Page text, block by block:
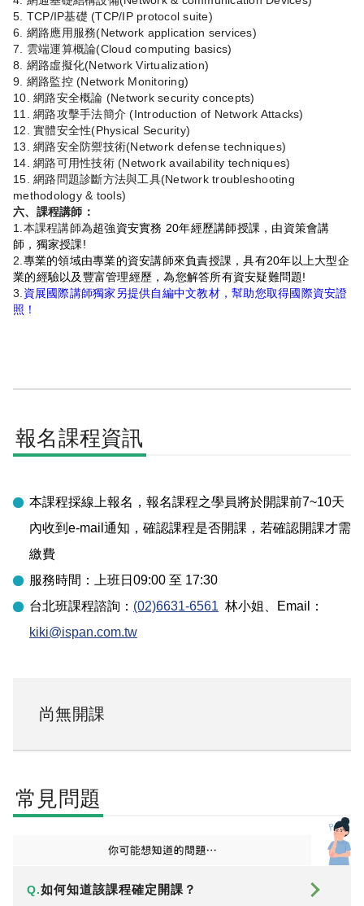
5. TCP/IP基礎 (TCP/IP protocol suite)
6. 網路應用服務(Network application services)
7. 雲端運算概論(Cloud computing basics)
8. 網路虛擬化(Network Virtualization)
9. 網路監控 (Network Monitoring)
10. 網路安全概論 (Network security concepts)
11. 網路攻擊手法簡介 (Introduction of Network Attacks)
12. 實體安全性(Physical Security)
13. 網路安全防禦技術(Network defense techniques)
14. 網路可用性技術 (Network availability techniques)
15. 網路問題診斷方法與工具(Network troubleshooting
methodology & tools)
六、課程講師：
1.本課程講師為超強資安實務 20年經歷講師授課，由資策會講
師，獨家授課!
2.專業的領域由專業的資安講師來負責授課，具有20年以上大型企
業的經驗以及豐富管理經歷，為您解答所有資安疑難問題!
3.資展國際講師獨家另提供自編中文教材，幫助您取得國際資安證
照！
報名課程資訊
本課程採線上報名，報名課程之學員將於開課前7~10天
內收到e-mail通知，確認課程是否開課，若確認開課才需
繳費
服務時間：上班日09:00 至 17:30
台北班課程諮詢： (02)6631-6561 林小姐
、Email：
kiki@ispan.com.tw
尚無開課
常見問題
Q.如何知道該課程確定開課？